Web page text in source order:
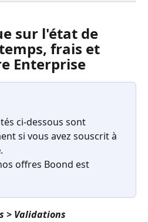
sur l'état de
frais et
Enterprise
ci-dessous sont
si vous avez souscrit à
.
offres Boond est
> Validations